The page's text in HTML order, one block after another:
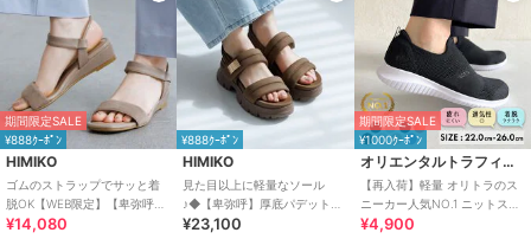
期間限定SALE
¥888ｸｰﾎﾟﾝ
HIMIKO
ゴムのストラップでサッと着
脱OK【WEB限定】【卑弥呼
26SS】ゴムストラップサンダ
¥14,080
¥888ｸｰﾎﾟﾝ
HIMIKO
見た目以上に軽量なソール
♪◆【卑弥呼】厚底パデットサ
ンダル/661201
¥23,100
期間限定SALE
¥1000ｸｰﾎﾟﾝ
オリエンタルトラフィック
【再入荷】軽量 オリトラのス
ニーカー人気NO.1 ニットスニ
ーカー スリッポン /3709
¥4,900